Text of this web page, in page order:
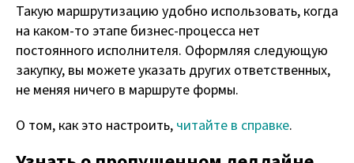
Такую маршрутизацию удобно использовать, когда
на каком-то этапе бизнес-процесса нет
постоянного исполнителя. Оформляя следующую
закупку, вы можете указать других ответственных,
не меняя ничего в маршруте формы.
О том, как это настроить, читайте в справке.